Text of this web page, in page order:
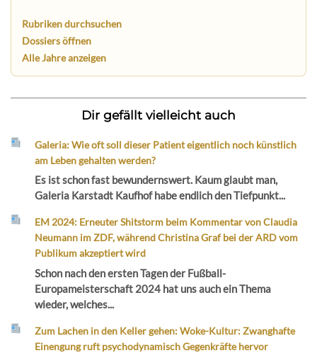
Rubriken durchsuchen
Dossiers öffnen
Alle Jahre anzeigen
Dir gefällt vielleicht auch
Galeria: Wie oft soll dieser Patient eigentlich noch künstlich
am Leben gehalten werden?
Es ist schon fast bewundernswert. Kaum glaubt man,
Galeria Karstadt Kaufhof habe endlich den Tiefpunkt...
EM 2024: Erneuter Shitstorm beim Kommentar von Claudia
Neumann im ZDF, während Christina Graf bei der ARD vom
Publikum akzeptiert wird
Schon nach den ersten Tagen der Fußball-
Europameisterschaft 2024 hat uns auch ein Thema
wieder, welches...
Zum Lachen in den Keller gehen: Woke-Kultur: Zwanghafte
Einengung ruft psychodynamisch Gegenkräfte hervor